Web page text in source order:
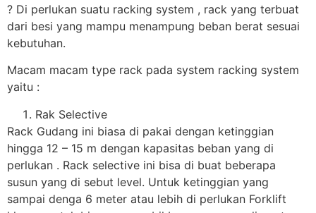
? Di perlukan suatu racking system , rack yang terbuat
dari besi yang mampu menampung beban berat sesuai
kebutuhan.
Macam macam type rack pada system racking system
yaitu :
Rak Selective
Rack Gudang ini biasa di pakai dengan ketinggian
hingga 12 – 15 m dengan kapasitas beban yang di
perlukan . Rack selective ini bisa di buat beberapa
susun yang di sebut level. Untuk ketinggian yang
sampai denga 6 meter atau lebih di perlukan Forklift